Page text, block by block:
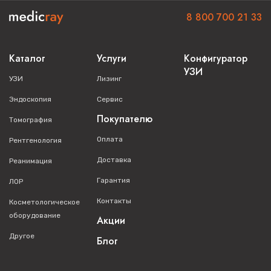
Каталог
УЗИ
Эндоскопия
Томография
Рентгенология
Реанимация
ЛОР
Косметологическое
оборудование
Другое
Услуги
Лизинг
Сервис
Покупателю
Оплата
Доставка
Гарантия
Контакты
Акции
Блог
Конфигуратор
УЗИ
8 800 700 21 33